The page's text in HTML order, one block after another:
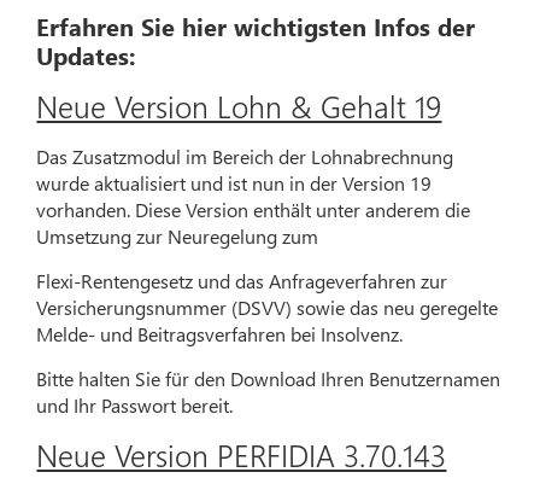
Erfahren Sie hier wichtigsten Infos der
Updates:
Neue Version Lohn & Gehalt 19
Das Zusatzmodul im Bereich der Lohnabrechnung
wurde aktualisiert und ist nun in der Version 19
vorhanden. Diese Version enthält unter anderem die
Umsetzung zur Neuregelung zum
Flexi-Rentengesetz und das Anfrageverfahren zur
Versicherungsnummer (DSVV) sowie das neu geregelte
Melde- und Beitragsverfahren bei Insolvenz.
Bitte halten Sie für den Download Ihren Benutzernamen
und Ihr Passwort bereit.
Neue Version PERFIDIA 3.70.143